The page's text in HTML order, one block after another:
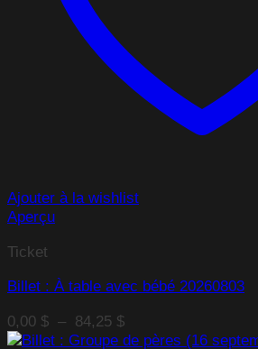
Ajouter à la wishlist
Aperçu
Ticket
Billet : À table avec bébé 20260803
0,00 $ – 84,25 $Plage
de